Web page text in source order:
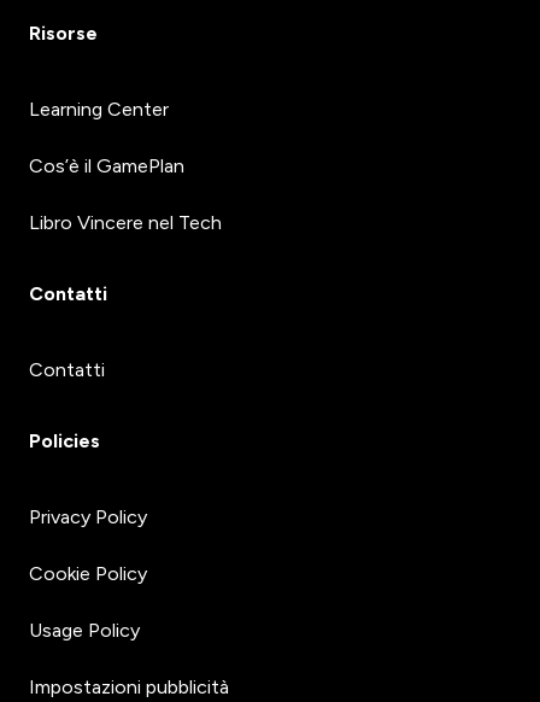
Risorse
Learning Center
Cos’è il GamePlan
Libro Vincere nel Tech
Contatti
Contatti
Policies
Privacy Policy
Cookie Policy
Usage Policy
Impostazioni pubblicità